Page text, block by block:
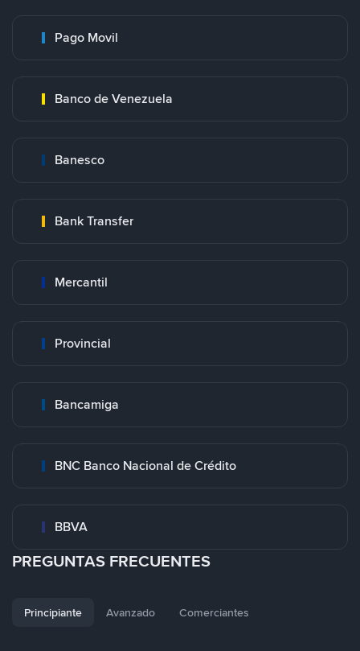
Pago Movil
Banco de Venezuela
Banesco
Bank Transfer
Mercantil
Provincial
Bancamiga
BNC Banco Nacional de Crédito
BBVA
PREGUNTAS FRECUENTES
Principiante Avanzado Comerciantes